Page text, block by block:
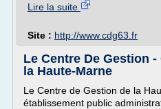
Lire la suite
Site : http://www.cdg63.fr
Le Centre De Gestion
la Haute-Marne
Le Centre de Gestion de la
établissement public